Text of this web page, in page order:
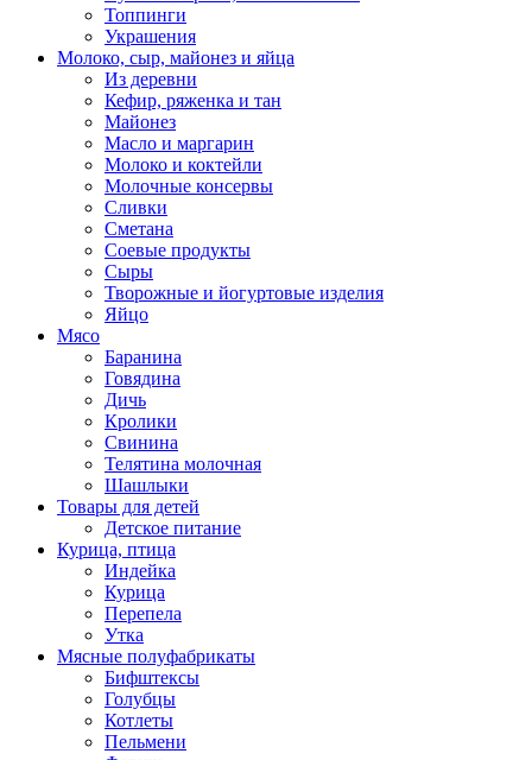
Топпинги
Украшения
Молоко, сыр, майонез и яйца
Из деревни
Кефир, ряженка и тан
Майонез
Масло и маргарин
Молоко и коктейли
Молочные консервы
Сливки
Сметана
Соевые продукты
Сыры
Творожные и йогуртовые изделия
Яйцо
Мясо
Баранина
Говядина
Дичь
Кролики
Свинина
Телятина молочная
Шашлыки
Товары для детей
Детское питание
Курица, птица
Индейка
Курица
Перепела
Утка
Мясные полуфабрикаты
Бифштексы
Голубцы
Котлеты
Пельмени